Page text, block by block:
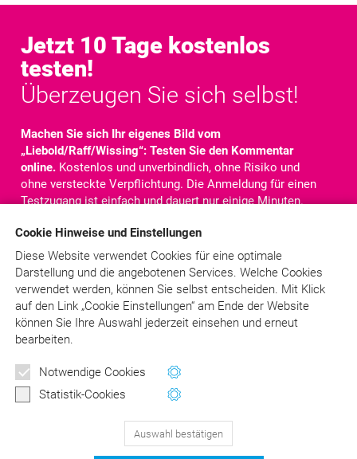
Cookie Hinweise und Einstellungen
Diese Website verwendet Cookies für eine optimale
Darstellung und die angebotenen Services. Welche Cookies
verwendet werden, können Sie selbst entscheiden. Mit Klick
aufden Link „Cookie Einstellungen“ am Ende der Website
können Sie Ihre Auswahl jederzeit einsehen und erneut
bearbeiten.
Notwendige Cookies
Statistik-Cookies
Auswahl bestätigen
Jetzt 10 Tage kostenlos
testen!
Überzeugen Sie sich selbst!
Machen Sie sich Ihr eigenes Bild vom
„Liebold/Raff/Wissing“: Testen Sie den Kommentar
online. Kostenlos und unverbindlich, ohne Risiko und
ohne versteckte Verpflichtung. Die Anmeldung für einen
Testzugang ist einfach und dauert nur einige Minuten.
Kommentar für10 Tageonline zur Verfügung. Sie haben
Zugriff auf alle Texte, Kommentare und Rechtsquellen.
Jetzt kostenlos testen!
Schon angemeldet?
Newsletter
Wertvolle Tipps und Hinweise